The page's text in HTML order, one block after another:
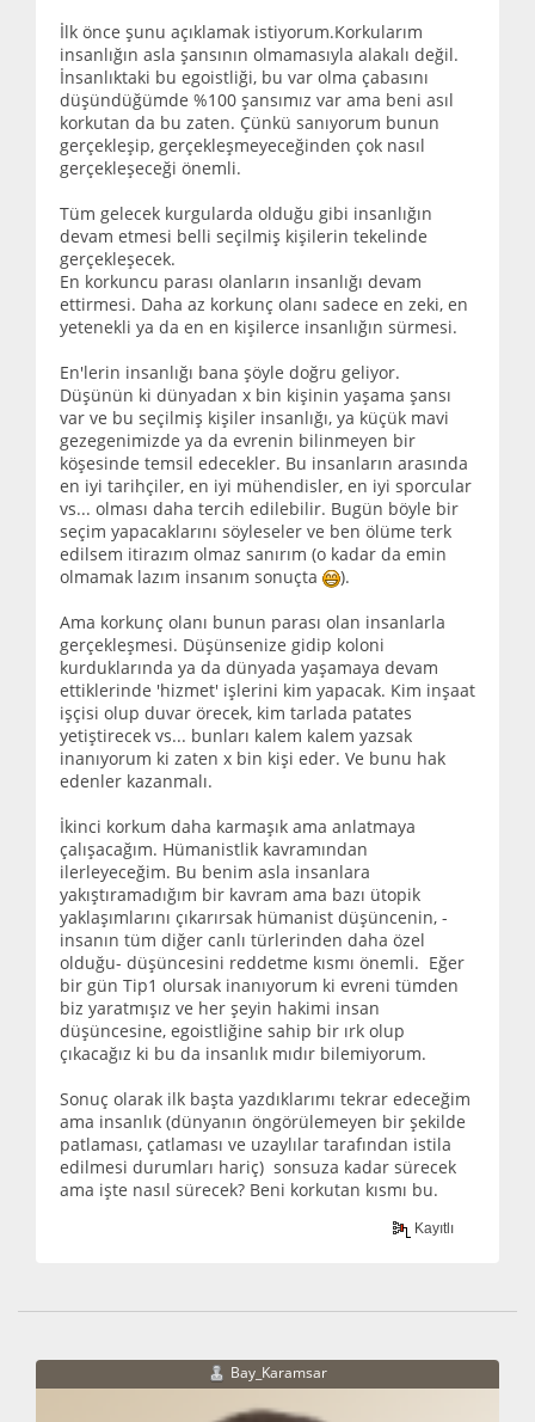
İlk önce şunu açıklamak istiyorum.Korkularım
insanlığın asla şansının olmamasıyla alakalı değil.
İnsanlıktaki bu egoistliği, bu var olma çabasını
düşündüğümde %100 şansımız var ama beni asıl
korkutan da bu zaten. Çünkü sanıyorum bunun
gerçekleşip, gerçekleşmeyeceğinden çok nasıl
gerçekleşeceği önemli.
Tüm gelecek kurgularda olduğu gibi insanlığın
devam etmesi belli seçilmiş kişilerin tekelinde
gerçekleşecek.
En korkuncu parası olanların insanlığı devam
ettirmesi. Daha az korkunç olanı sadece en zeki, en
yetenekli ya da en en kişilerce insanlığın sürmesi.
En'lerin insanlığı bana şöyle doğru geliyor.
Düşünün ki dünyadan x bin kişinin yaşama şansı
var ve bu seçilmiş kişiler insanlığı, ya küçük mavi
gezegenimizde ya da evrenin bilinmeyen bir
köşesinde temsil edecekler. Bu insanların arasında
en iyi tarihçiler, en iyi mühendisler, en iyi sporcular
vs... olması daha tercih edilebilir. Bugün böyle bir
seçim yapacaklarını söyleseler ve ben ölüme terk
edilsem itirazım olmaz sanırım (o kadar da emin
olmamak lazım insanım sonuçta
).
Ama korkunç olanı bunun parası olan insanlarla
gerçekleşmesi. Düşünsenize gidip koloni
kurduklarında ya da dünyada yaşamaya devam
ettiklerinde 'hizmet' işlerini kim yapacak. Kim inşaat
işçisi olup duvar örecek, kim tarlada patates
yetiştirecek vs... bunları kalem kalem yazsak
inanıyorum ki zaten x bin kişi eder. Ve bunu hak
edenler kazanmalı.
İkinci korkum daha karmaşık ama anlatmaya
çalışacağım. Hümanistlik kavramından
ilerleyeceğim. Bu benim asla insanlara
yakıştıramadığım bir kavram ama bazı ütopik
yaklaşımlarını çıkarırsak hümanist düşüncenin, -
insanın tüm diğer canlı türlerinden daha özel
olduğu- düşüncesini reddetme kısmı önemli. Eğer
bir gün Tip1 olursak inanıyorum ki evreni tümden
biz yaratmışız ve her şeyin hakimi insan
düşüncesine, egoistliğine sahip bir ırk olup
çıkacağız ki bu da insanlık mıdır bilemiyorum.
Sonuç olarak ilk başta yazdıklarımı tekrar edeceğim
ama insanlık (dünyanın öngörülemeyen bir şekilde
patlaması, çatlaması ve uzaylılar tarafından istila
edilmesi durumları hariç) sonsuza kadar sürecek
ama işte nasıl sürecek? Beni korkutan kısmı bu.
Kayıtlı
Bay_Karamsar